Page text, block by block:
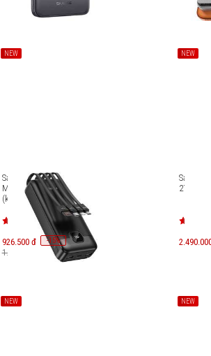
NEW
Sạc dự phòng Innostyle
MultiCharge Go 20000 mAh
(kèm 4 cáp) MCG20K
926.500 đ -15%
1.090.000 đ
NEW
Sạc dự
NEW NEW